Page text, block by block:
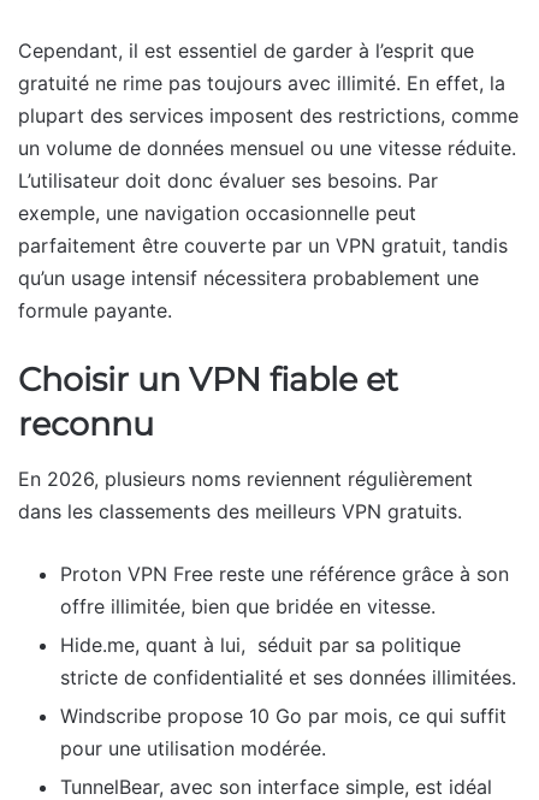
Cependant, il est essentiel de garder à l’esprit que
gratuité ne rime pas toujours avec illimité. En effet, la
plupart des services imposent des restrictions, comme
un volume de données mensuel ou une vitesse réduite.
L’utilisateur doit donc évaluer ses besoins. Par
exemple, une navigation occasionnelle peut
parfaitement être couverte par un VPN gratuit, tandis
qu’un usage intensif nécessitera probablement une
formule payante.
Choisir un VPN fiable et
reconnu
En 2026, plusieurs noms reviennent régulièrement
dans les classements des meilleurs VPN gratuits.
Proton VPN Free reste une référence grâce à son
offre illimitée, bien que bridée en vitesse.
Hide.me, quant à lui, séduit par sa politique
stricte de confidentialité et ses données illimitées.
Windscribe propose 10 Go par mois, ce qui suffit
pour une utilisation modérée.
TunnelBear, avec son interface simple, est idéal